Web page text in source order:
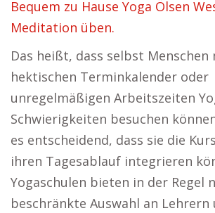
Bequem zu Hause Yoga Ölsen
Meditation üben.
Das heißt, dass selbst
hektischen Terminkalender oder
unregelmäßigen Arbeitszeiten
Schwierigkeiten besuchen
es entscheidend, dass sie die
ihren Tagesablauf integrieren
Yogaschulen bieten in der Regel
beschränkte Auswahl an Lehrern